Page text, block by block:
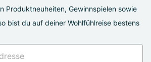
Produktneuheiten, Gewinnspielen sowie
bist du auf deiner Wohlfühlreise bestens